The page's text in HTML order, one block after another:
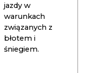
jazdy w
warunkach
związanych z
błotem i
śniegiem.